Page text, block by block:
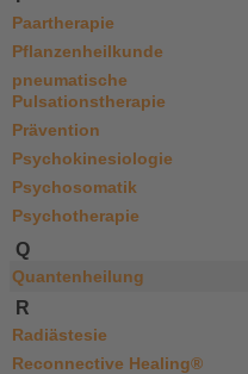
Paartherapie
Pflanzenheilkunde
pneumatische
Pulsationstherapie
Prävention
Psychokinesiologie
Psychosomatik
Psychotherapie
Q
Quantenheilung
R
Radiästesie
Reconnective Healing®